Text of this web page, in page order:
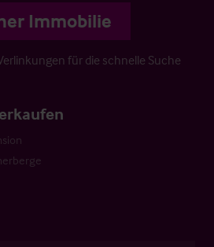
Immobilie
für die schnelle Suche